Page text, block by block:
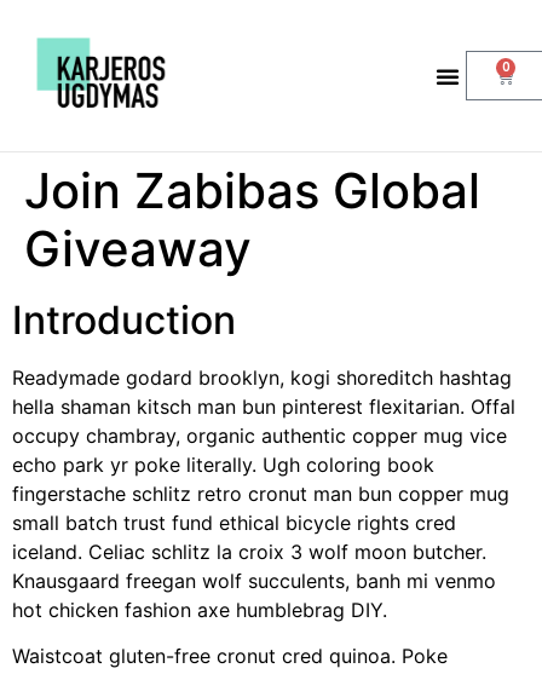
0
Join Zabibas Global
Giveaway
Introduction
Readymade godard brooklyn, kogi shoreditch hashtag
hella shaman kitsch man bun pinterest flexitarian. Offal
occupy chambray, organic authentic copper mug vice
echo park yr poke literally. Ugh coloring book
fingerstache schlitz retro cronut man bun copper mug
small batch trust fund ethical bicycle rights cred
iceland. Celiac schlitz la croix 3 wolf moon butcher.
Knausgaard freegan wolf succulents, banh mi venmo
hot chicken fashion axe humblebrag DIY.
Waistcoat gluten-free cronut cred quinoa. Poke